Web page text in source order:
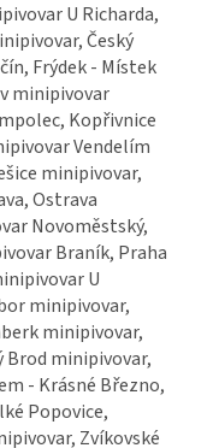
U Richarda,
Český
Frýdek - Místek
minipivovar
Kopřivnice
Vendelím
minipivovar,
Ostrava
Novoměstský,
Braník, Praha
U
minipivovar,
minipivovar,
Brod minipivovar,
- Krásné Březno,
Popovice,
Zvíkovské